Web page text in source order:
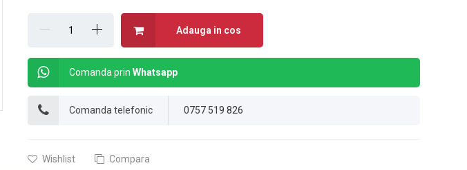
Adauga in cos
Comanda prinWhatsapp
Comanda telefonic 0757 519 826
Wishlist Compara